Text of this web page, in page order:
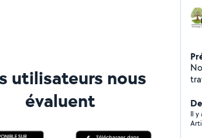
utilisateurs nous
évaluent
Il y